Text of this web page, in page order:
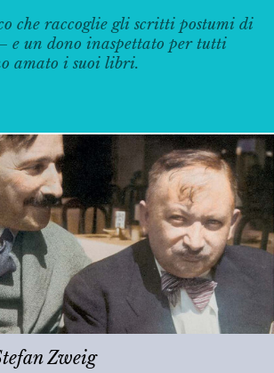
che raccoglie gli scritti postumi di
e un dono inaspettato per tutti
amato i suoi libri.
Zweig